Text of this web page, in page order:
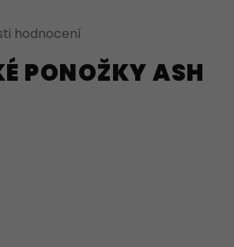
PONOŽKY ASH
hodnocení